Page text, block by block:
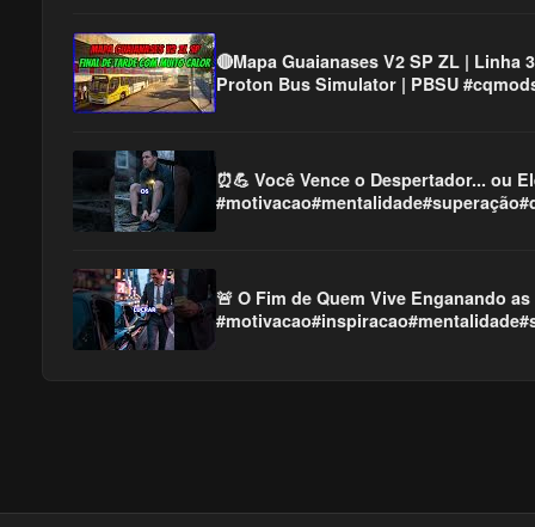
🔴Mapa Guaianases V2 SP ZL | Linha
Proton Bus Simulator | PBSU
⏰💪 Você Vence o Despertador... ou
🚨 O Fim de Quem Vive Enganando